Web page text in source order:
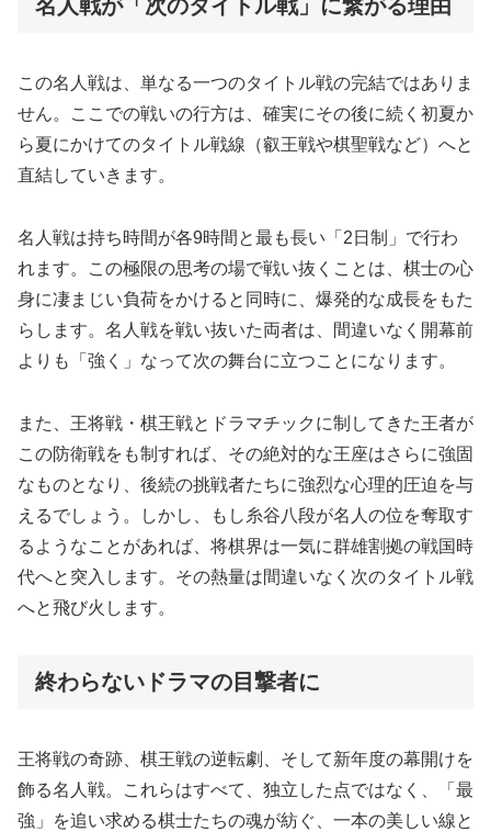
名人戦が「次のタイトル戦」に繋がる理由
この名人戦は、単なる一つのタイトル戦の完結ではありま
せん。ここでの戦いの行方は、確実にその後に続く初夏か
ら夏にかけてのタイトル戦線（叡王戦や棋聖戦など）へと
直結していきます。
名人戦は持ち時間が各9時間と最も長い「2日制」で行わ
れます。この極限の思考の場で戦い抜くことは、棋士の心
身に凄まじい負荷をかけると同時に、爆発的な成長をもた
らします。名人戦を戦い抜いた両者は、間違いなく開幕前
よりも「強く」なって次の舞台に立つことになります。
また、王将戦・棋王戦とドラマチックに制してきた王者が
この防衛戦をも制すれば、その絶対的な王座はさらに強固
なものとなり、後続の挑戦者たちに強烈な心理的圧迫を与
えるでしょう。しかし、もし糸谷八段が名人の位を奪取す
るようなことがあれば、将棋界は一気に群雄割拠の戦国時
代へと突入します。その熱量は間違いなく次のタイトル戦
へと飛び火します。
終わらないドラマの目撃者に
王将戦の奇跡、棋王戦の逆転劇、そして新年度の幕開けを
飾る名人戦。これらはすべて、独立した点ではなく、「最
強」を追い求める棋士たちの魂が紡ぐ、一本の美しい線と